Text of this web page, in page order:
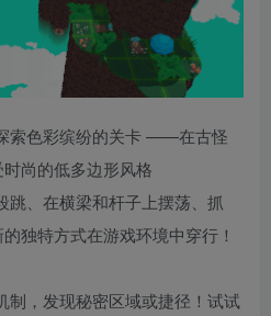
索色彩缤纷的关卡 ——在古怪
尚的低多边形风格
跳、在横梁和杆子上摆荡、抓
独特方式在游戏环境中穿行！
制，发现秘密区域或捷径！试试